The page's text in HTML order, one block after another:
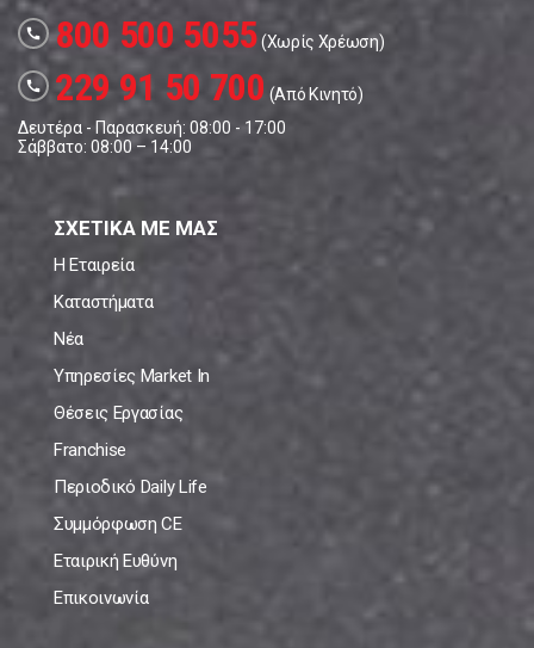
call 800 500 5055(Χωρίς Χρέωση)
call 229 91 50 700 (Από Κινητό)
Δευτέρα - Παρασκευή: 08:00 - 17:00
Σάββατο: 08:00 – 14:00
ΣΧΕΤΙΚΑ ΜΕ ΜΑΣ
Η Εταιρεία
Καταστήματα
Νέα
Υπηρεσίες Market In
Θέσεις Εργασίας
Franchise
Περιοδικό Daily Life
Συμμόρφωση CE
Εταιρική Ευθύνη
Επικοινωνία